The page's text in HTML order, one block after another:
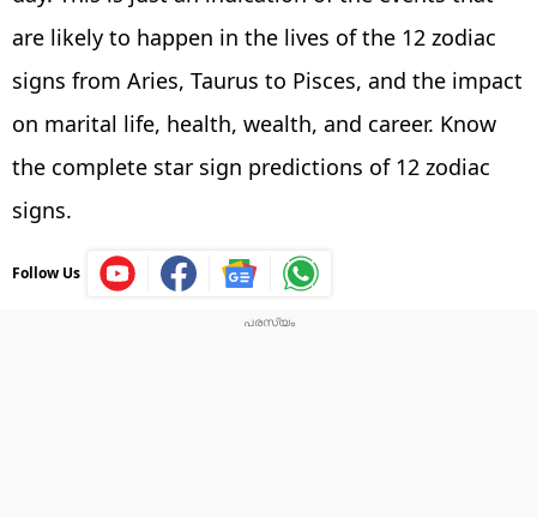
are likely to happen in the lives of the 12 zodiac
signs from Aries, Taurus to Pisces, and the impact
on marital life, health, wealth, and career. Know
the complete star sign predictions of 12 zodiac
signs.
Follow Us